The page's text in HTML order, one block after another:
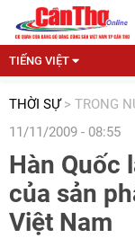
TIẾNG VIỆT
THỜI SỰ > TRONG
11/11/2009 - 08:55
Hàn Quốc
của sản
Việt Nam